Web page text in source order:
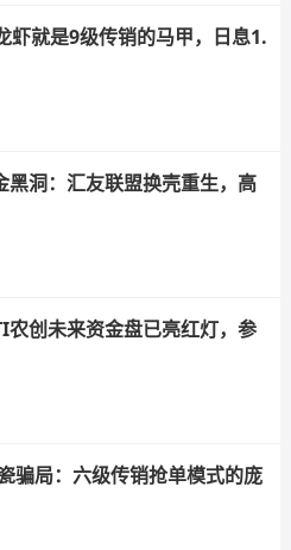
就是9级传销的马甲，日息1.
洞：汇友联盟换壳重生，高
农创未来资金盘已亮红灯，参
骗局：六级传销抢单模式的庞